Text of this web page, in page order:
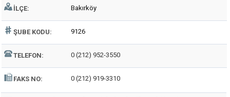
İLÇE: Bakırköy
ŞUBE KODU: 9126
TELEFON: 0 (212) 952-3550
FAKS NO: 0 (212) 919-3310